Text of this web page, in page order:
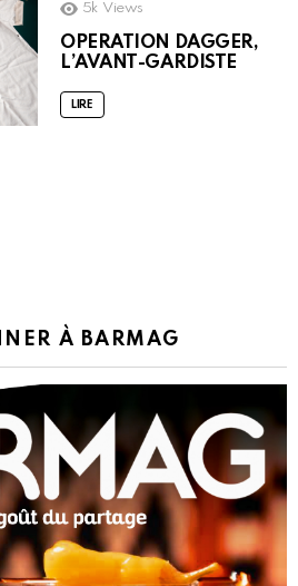
5k Views
OPERATION DAGGER,
L’AVANT-GARDISTE
LIRE
À BARMAG